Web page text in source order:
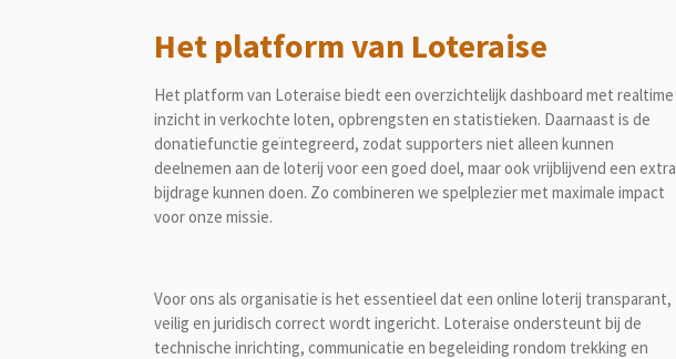
Het platform van Loteraise
Het platform van Loteraise biedt een overzichtelijk dashboard met realtime
inzicht in verkochte loten, opbrengsten en statistieken. Daarnaast is de
donatiefunctie geïntegreerd, zodat supporters niet alleen kunnen
deelnemen aan de loterij voor een goed doel, maar ook vrijblijvend een extra
bijdrage kunnen doen. Zo combineren we spelplezier met maximale impact
voor onze missie.
Voor ons als organisatie is het essentieel dat een online loterij transparant,
veilig en juridisch correct wordt ingericht. Loteraise ondersteunt bij de
technische inrichting, communicatie en begeleiding rondom trekking en